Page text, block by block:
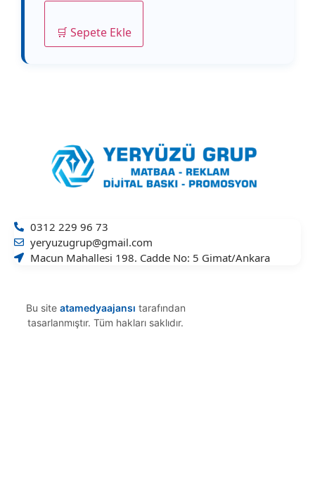
🛒 Sepete Ekle
0312 229 96 73
yeryuzugrup@gmail.com
Macun Mahallesi 198. Cadde No: 5 Gimat/Ankara
Bu site atamedyaajansı tarafından
tasarlanmıştır. Tüm hakları saklıdır.